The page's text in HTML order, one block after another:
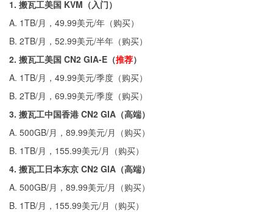
1. 搬瓦工美国 KVM（入门）
A. 1TB/月，49.99美元/年（购买）
B. 2TB/月，52.99美元/半年（购买）
2. 搬瓦工美国 CN2 GIA-E（推荐）
A. 1TB/月，49.99美元/季度（购买）
B. 2TB/月，69.99美元/季度（购买）
3. 搬瓦工中国香港 CN2 GIA（高端）
A. 500GB/月，89.99美元/月（购买）
B. 1TB/月，155.99美元/月（购买）
4. 搬瓦工日本东京 CN2 GIA（高端）
A. 500GB/月，89.99美元/月（购买）
B. 1TB/月，155.99美元/月（购买）